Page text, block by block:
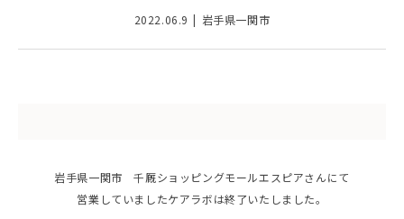
2022.06.9 岩手県一関市
岩手県一関市 千厩ショッピングモールエスピアさんにて
営業していましたケアラボは終了いたしました。